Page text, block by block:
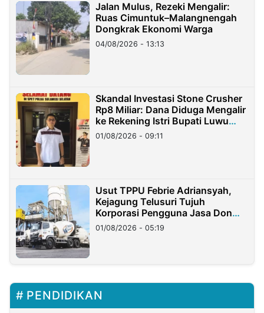
Jalan Mulus, Rezeki Mengalir:
Ruas Cimuntuk–Malangnengah
Dongkrak Ekonomi Warga
04/08/2026 - 13:13
Skandal Investasi Stone Crusher
Rp8 Miliar: Dana Diduga Mengalir
ke Rekening Istri Bupati Luwu
Timur
01/08/2026 - 09:11
Usut TPPU Febrie Adriansyah,
Kejagung Telusuri Tujuh
Korporasi Pengguna Jasa Don
Ritto
01/08/2026 - 05:19
PENDIDIKAN